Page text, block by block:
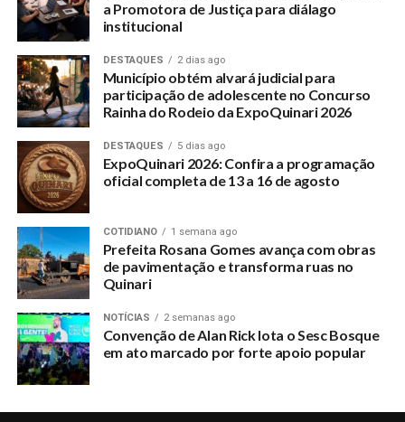
a Promotora de Justiça para diálago
institucional
DESTAQUES 2 dias ago
Município obtém alvará judicial para
participação de adolescente no Concurso
Rainha do Rodeio da ExpoQuinari 2026
DESTAQUES 5 dias ago
ExpoQuinari 2026: Confira a programação
oficial completa de 13 a 16 de agosto
COTIDIANO 1 semana ago
Prefeita Rosana Gomes avança com obras
de pavimentação e transforma ruas no
Quinari
NOTÍCIAS 2 semanas ago
Convenção de Alan Rick lota o Sesc Bosque
em ato marcado por forte apoio popular